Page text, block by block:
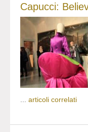
Capucci:
... articoli correlati